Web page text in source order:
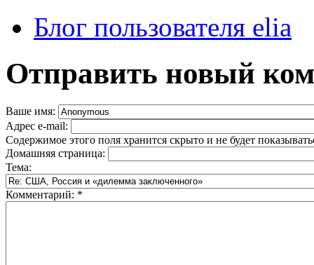
Блог пользователя elia
Отправить новый
Ваше имя:
Адрес e-mail:
Содержимое этого поля хранится скрыто и не будет
Домашняя страница:
Тема:
Комментарий: *